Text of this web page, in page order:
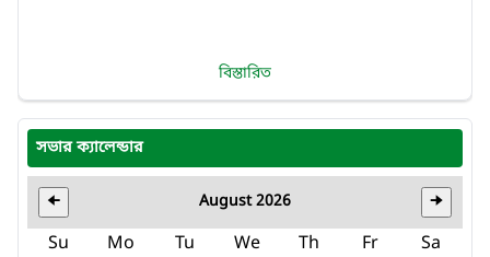
বিস্তারিত
সভার ক্যালেন্ডার
🠈 August 2026 🠊
Su Mo Tu We Th Fr
Sa